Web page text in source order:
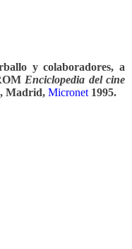
y colaboradores, a
Enciclopedia del cine
, Madrid, Micronet 1995.